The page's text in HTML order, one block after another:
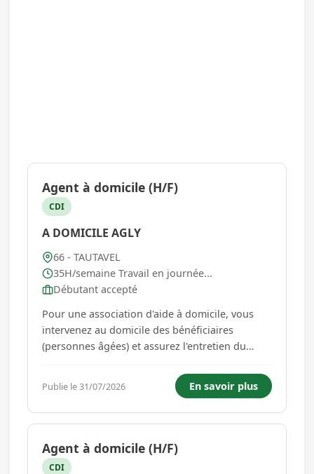
Agent à domicile (H/F)
CDI
A DOMICILE AGLY
66 - TAUTAVEL
35H/semaine Travail en journée...
Débutant accepté
Pour une association d'aide à domicile, vous
intervenez au domicile des bénéficiaires
(personnes âgées) et assurez l'entretien du
les courses, l'aide au déplacement. Vous
intervenez à TAUTAVEL ou dans une commune
qui se situe dans un rayon de ...
Publie le 31/07/2026 En savoir plus
Agent à domicile (H/F)
CDI